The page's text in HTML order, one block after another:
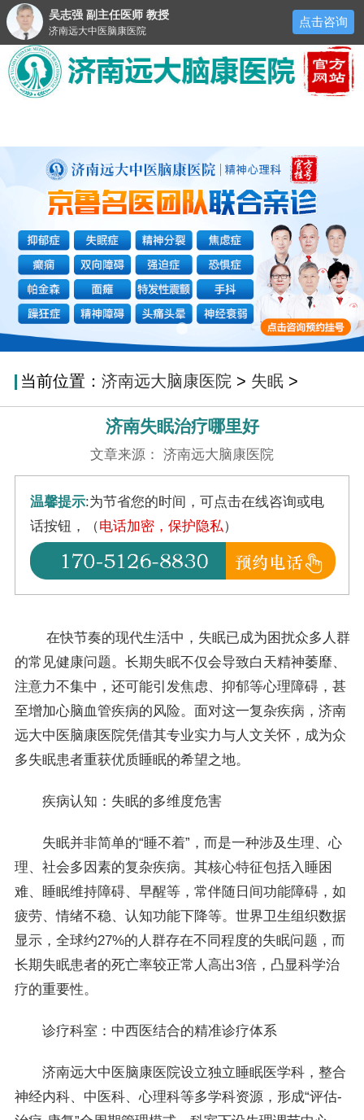
当前位置：济南远大脑康医院 > 失眠 >
济南失眠治疗哪里好
文章来源： 济南远大脑康医院
温馨提示:为节省您的时间，可点击在线咨询或电
话按钮，（电话加密，保护隐私）
在快节奏的现代生活中，失眠已成为困扰众多人群
的常见健康问题。长期失眠不仅会导致白天精神萎靡、
注意力不集中，还可能引发焦虑、抑郁等心理障碍，甚
至增加心脑血管疾病的风险。面对这一复杂疾病，济南
远大中医脑康医院凭借其专业实力与人文关怀，成为众
多失眠患者重获优质睡眠的希望之地。
疾病认知：失眠的多维度危害
失眠并非简单的“睡不着”，而是一种涉及生理、心
理、社会多因素的复杂疾病。其核心特征包括入睡困
难、睡眠维持障碍、早醒等，常伴随日间功能障碍，如
疲劳、情绪不稳、认知功能下降等。世界卫生组织数据
显示，全球约27%的人群存在不同程度的失眠问题，而
长期失眠患者的死亡率较正常人高出3倍，凸显科学治
疗的重要性。
诊疗科室：中西医结合的精准诊疗体系
济南远大中医脑康医院设立独立睡眠医学科，整合
神经内科、中医科、心理科等多学科资源，形成“评估-
吴志强 副主任医师 教授
济南远大中医脑康医院
点击咨询